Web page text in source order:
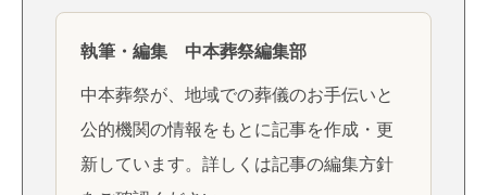
執筆・編集 中本葬祭編集部
中本葬祭が、地域での葬儀のお手伝いと
公的機関の情報をもとに記事を作成・更
新しています。詳しくは記事の編集方針